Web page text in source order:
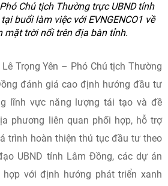
Chủ tịch Thường trực UBND tỉnh
buổi làm việc với EVNGENCO1 về
mặt trời nổi trên địa bàn tỉnh.
Trọng Yên – Phó Chủ tịch Thường
đánh giá cao định hướng đầu tư
lĩnh vực năng lượng tái tạo và đề
phương liên quan phối hợp, hỗ trợ
trình hoàn thiện thủ tục đầu tư theo
UBND tỉnh Lâm Đồng, các dự án
với định hướng phát triển xanh